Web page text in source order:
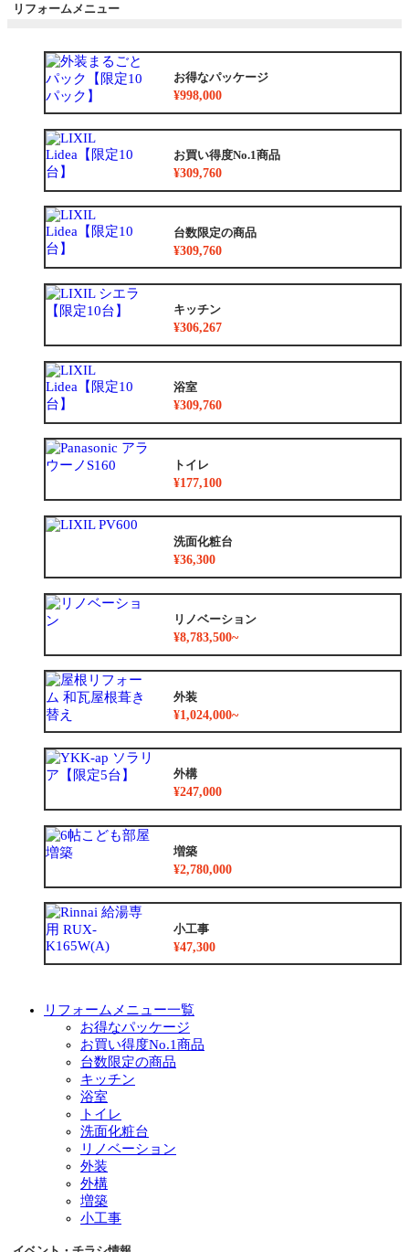
リフォームメニュー
お得なパッケージ
¥998,000
お買い得度No.1商品
¥309,760
台数限定の商品
¥309,760
キッチン
¥306,267
浴室
¥309,760
トイレ
¥177,100
洗面化粧台
¥36,300
リノベーション
¥8,783,500~
外装
¥1,024,000~
外構
¥247,000
増築
¥2,780,000
小工事
¥47,300
リフォームメニュー一覧
お得なパッケージ
お買い得度No.1商品
台数限定の商品
キッチン
浴室
トイレ
洗面化粧台
リノベーション
外装
外構
増築
小工事